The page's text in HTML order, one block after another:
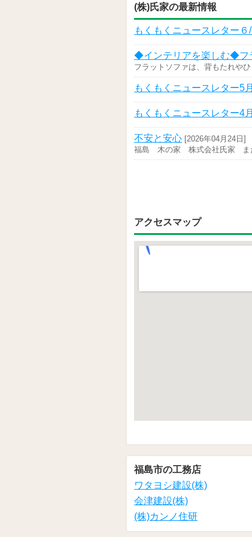
(株)氏家の最新情報
もくもくニュースレター
◆インテリアを楽しむ◆フ
フラットソファは、背もたれや
もくもくニュースレター5
もくもくニュースレター4
不安と安心 [2026年04月24日]
福島 木の家 株式会社氏家 また
アクセスマップ
福島市の工務店
ワタヨシ建設(株)
会津建設(株)
(株)カンノ住研